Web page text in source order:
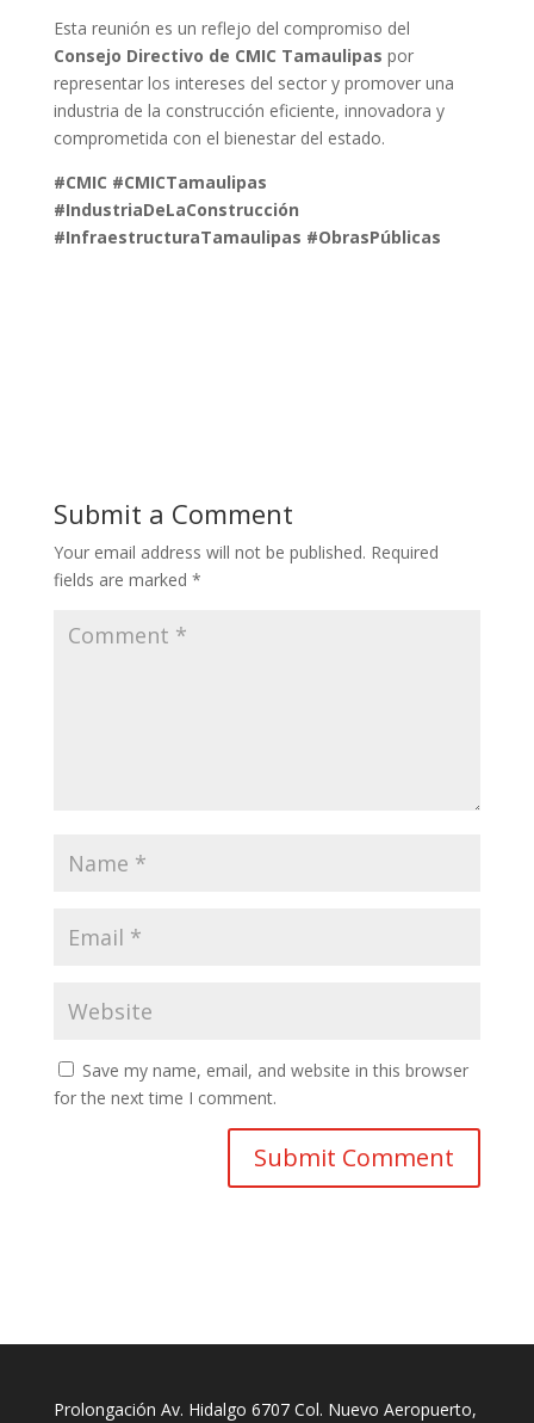
Esta reunión es un reflejo del compromiso del
Consejo Directivo de CMIC Tamaulipas por
representar los intereses del sector y promover una
industria de la construcción eficiente, innovadora y
comprometida con el bienestar del estado.
#CMIC #CMICTamaulipas
#IndustriaDeLaConstrucción
#InfraestructuraTamaulipas #ObrasPúblicas
Submit a Comment
Your email address will not be published. Required
fields are marked *
Save my name, email, and website in this browser
for the next time I comment.
Prolongación Av. Hidalgo 6707 Col. Nuevo Aeropuerto,